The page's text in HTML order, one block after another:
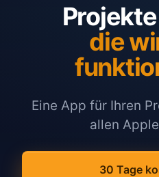
die
Eine App für Ihren
allen
30 Tage